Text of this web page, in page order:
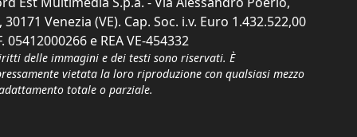
30171 Venezia (VE). Cap. Soc. i.v. Euro 1.432.522,00
05412000266 e REA VE-454332
delle immagini e dei testi sono riservati. È
vietata la loro riproduzione con qualsiasi mezzo
totale o parziale.